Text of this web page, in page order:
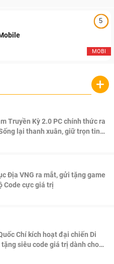
5
MOBI
+
Truyền Kỳ 2.0 PC chính thức ra
lại thanh xuân, giữ trọn tinh
Địa VNG ra mắt, gửi tặng game
Code cực giá trị
Chí kích hoạt đại chiến Di
tặng siêu code giá trị dành cho